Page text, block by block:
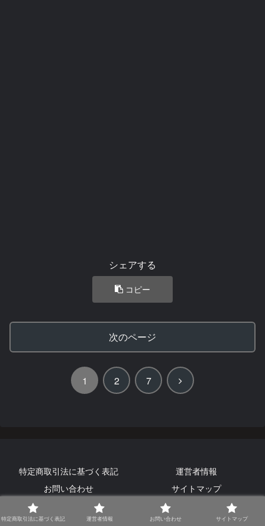
シェアする
コピー
次のページ
1 2 7
次
特定商取引法に基づく表記
運営者情報
お問い合わせ
サイトマップ
© Ozz Motors Lab 2026 All Rights Reserved.
特定商取引法に基づく表記 運営者情報 お問い合わせ サイトマップ